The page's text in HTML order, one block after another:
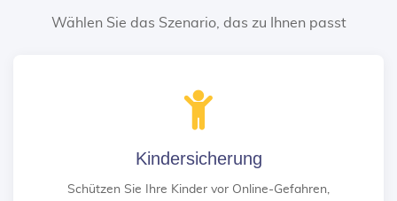
Wählen Sie das Szenario, das zu Ihnen passt
Kindersicherung
Schützen Sie Ihre Kinder vor Online-Gefahren,